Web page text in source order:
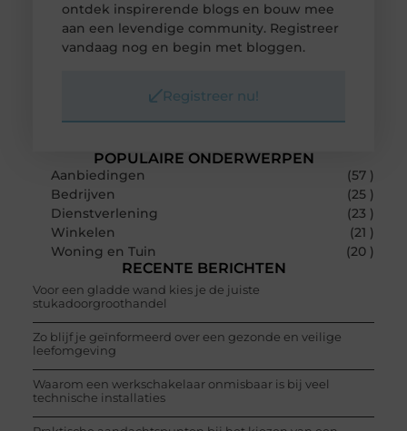
POPULAIRE ONDERWERPEN
Aanbiedingen
(57 )
Bedrijven
(25 )
Dienstverlening
(23 )
Winkelen
(21 )
Woning en Tuin
(20 )
RECENTE BERICHTEN
Voor een gladde wand kies je de juiste
stukadoorgroothandel
Zo blijf je geïnformeerd over een gezonde en veilige
leefomgeving
Waarom een werkschakelaar onmisbaar is bij veel
technische installaties
ontdek inspirerende blogs en bouw mee
aan een levendige community. Registreer
vandaag nog en begin met bloggen.
Registreer nu!